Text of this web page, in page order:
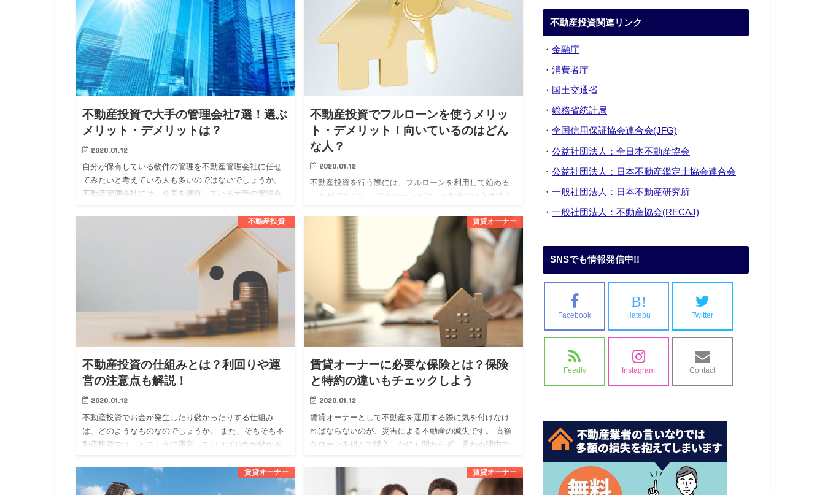
不動産投資で大手の管理会社7選！選ぶ
メリット・デメリットは？
2020.01.12
自分が保有している物件の管理を不動産管理会社に任せ
てみたいと考えている人も多いのではないでしょうか。
不動産管理会社には、全国を網羅している大手の管理会
不動産投資でフルローンを使うメリッ
ト・デメリット！向いているのはどん
な人？
2020.01.12
不動産投資を行う際には、フルローンを利用して始める
ことができます。 フルローンとは、不動産の購入価格を
ものです。 不動産投資を始めたい人の中には、フルロー
不動産投資
不動産投資の仕組みとは？利回りや運
営の注意点も解説！
2020.01.12
不動産投資でお金が発生したり儲かったりする仕組み
は、どのようなものなのでしょうか。 また、そもそも不
動産投資では、どのように運営していけばお金が儲かる
賃貸オーナー
賃貸オーナーに必要な保険とは？保険
と特約の違いもチェックしよう
2020.01.12
賃貸オーナーとして不動産を運用する際に気を付けなけ
ればならないのが、災害による不動産の滅失です。 高額
なローンを組んで購入したにも関わらず、思わぬ理由で
賃貸オーナー 賃貸オーナー
不動産投資関連リンク
・ 金融庁
・ 消費者庁
・ 国土交通省
・ 総務省統計局
・ 全国信用保証協会連合会(JFG)
・ 公益社団法人：全日本不動産協会
・ 公益社団法人：日本不動産鑑定士協会連合会
・ 一般社団法人：日本不動産研究所
・ 一般社団法人：不動産協会(RECAJ)
SNSでも情報発信中!!
Facebook
B!
Hatebu Twitter
Feedly Instagram Contact